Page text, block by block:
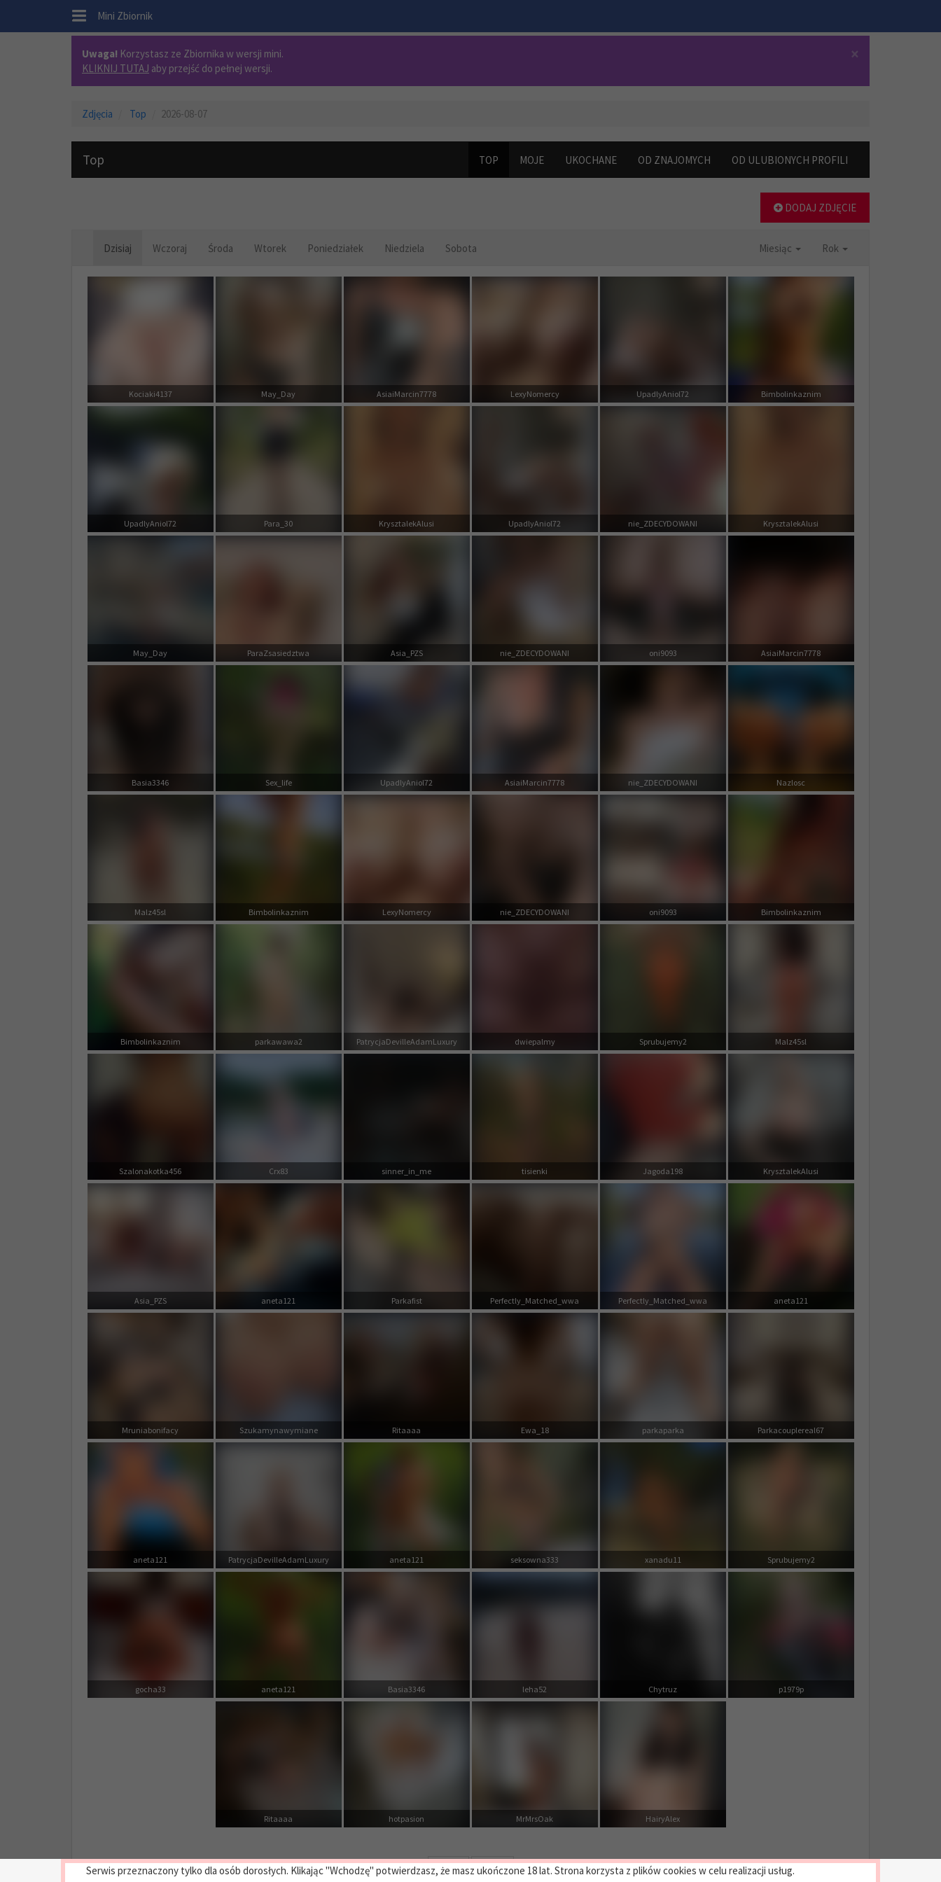
. Mini Zbiornik
×
Uwaga! Korzystasz ze Zbiornika w wersji mini.
KLIKNIJ TUTAJ aby przejść do pełnej wersji.
Zdjęcia Top 2026-08-07
Top TOP MOJE UKOCHANE OD ZNAJOMYCH OD ULUBIONYCH PROFILI
DODAJ ZDJĘCIE
Dzisiaj Wczoraj Środa Wtorek Poniedziałek Niedziela Sobota Miesiąc Rok
Kociaki4137 May_Day AsiaiMarcin7778 LexyNomercy UpadlyAniol72 Bimbolinkaznim
UpadlyAniol72 Para_30 KrysztalekAlusi UpadlyAniol72 nie_ZDECYDOWANI KrysztalekAlusi
May_Day ParaZsasiedztwa Asia_PZS nie_ZDECYDOWANI oni9093 AsiaiMarcin7778
Basia3346 Sex_life UpadlyAniol72 AsiaiMarcin7778 nie_ZDECYDOWANI Nazlosc
Malz45sl Bimbolinkaznim LexyNomercy nie_ZDECYDOWANI oni9093 Bimbolinkaznim
Bimbolinkaznim parkawawa2 PatrycjaDevilleAdamLuxury dwiepalmy Sprubujemy2 Malz45sl
Szalonakotka456 Crx83 sinner_in_me tisienki Jagoda198 KrysztalekAlusi
Asia_PZS aneta121 Parkafist Perfectly_Matched_wwa Perfectly_Matched_wwa aneta121
Mruniabonifacy Szukamynawymiane Ritaaaa Ewa_18 parkaparka Parkacouplereal67
aneta121 PatrycjaDevilleAdamLuxury aneta121 seksowna333 xanadu11 Sprubujemy2
gocha33 aneta121 Basia3346 leha52 Chytruz p1979p
Ritaaaa hotpasion MrMrsOak HairyAlex
Prev Next
Serwis przeznaczony tylko dla osób dorosłych. Klikając "Wchodzę" potwierdzasz, że masz ukończone 18 lat. Strona korzysta z plików cookies w celu realizacji usług.